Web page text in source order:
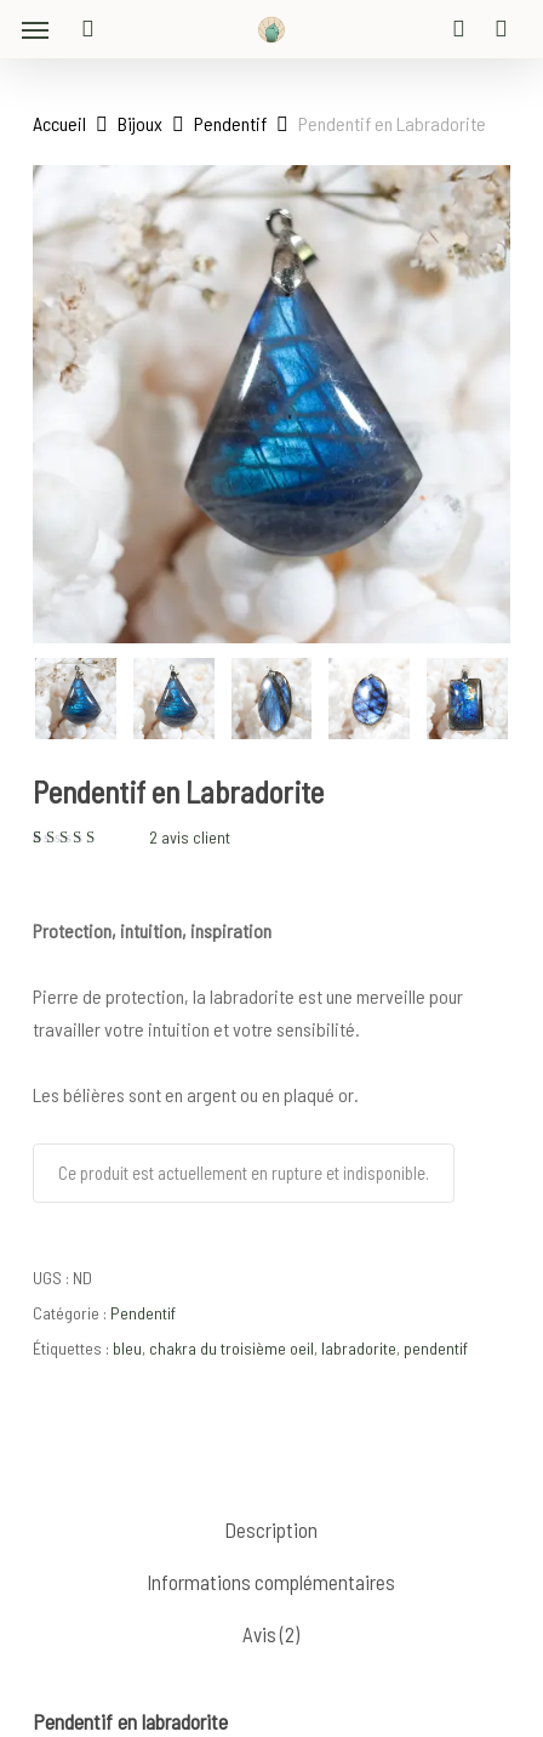
content
Menu
Accueil Bijoux Pendentif Pendentif en Labradorite
Pendentif en Labradorite
notations
client
2 avis client
Protection, intuition, inspiration
Pierre de protection, la labradorite est une merveille pour
travailler votre intuition et votre sensibilité.
Les bélières sont en argent ou en plaqué or.
Ce produit est actuellement en rupture et indisponible.
UGS : ND
Catégorie : Pendentif
Étiquettes : bleu, chakra du troisième oeil, labradorite, pendentif
Description
Informations complémentaires
Avis (2)
Pendentif en labradorite